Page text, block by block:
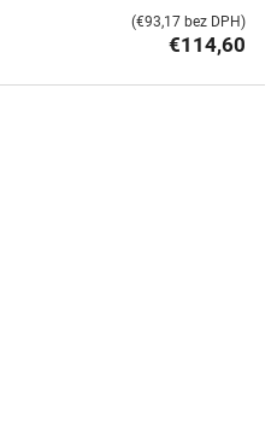
€114,60
(€93,17 bez DPH)